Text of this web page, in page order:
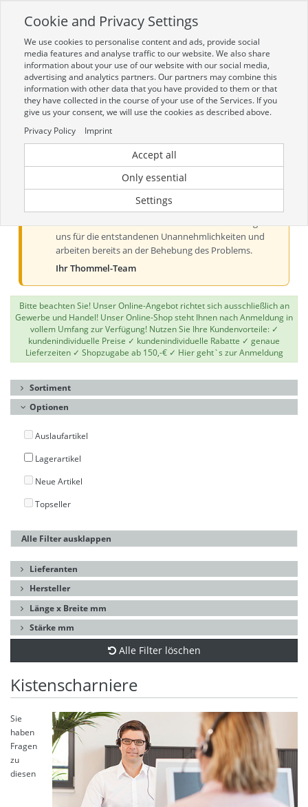
Zur mobilen Kompaktversion (Login erforderlich)
Toggle
navigation
Aktueller Hinweis zur Preis- und
Verfügbarkeitsanzeige
Liebe Kundinnen und Kunden, derzeit kann es bei der
Preis- und Verfügbarkeitsanzeige aus technischen
uns für die entstandenen Unannehmlichkeiten und
arbeiten bereits an der Behebung des Problems.
Ihr Thommel-Team
Bitte beachten Sie! Unser Online-Angebot richtet sich ausschließlich an
Gewerbe und Handel! Unser Online-Shop steht Ihnen nach Anmeldung in
vollem Umfang zur Verfügung! Nutzen Sie Ihre Kundenvorteile: ✓
kundenindividuelle Preise ✓ kundenindividuelle Rabatte ✓ genaue
Lieferzeiten ✓ Shopzugabe ab 150,-€ ✓ Hier geht`s zur Anmeldung
Sortiment
Optionen
Auslaufartikel
Lagerartikel
Neue Artikel
Topseller
Alle Filter ausklappen
Lieferanten
Hersteller
Länge x Breite mm
Stärke mm
Alle Filter löschen
Kistenscharniere
Sie
haben
Fragen
zu
diesen
Cookie and Privacy Settings
We use cookies to personalise content and ads, provide social
media features and analyse traffic to our website. We also share
information about your use of our website with our social media,
advertising and analytics partners. Our partners may combine this
information with other data that you have provided to them or that
they have collected in the course of your use of the Services. If you
give us your consent, we will use the cookies as described above.
Privacy Policy
Imprint
Accept all
Only essential
Settings